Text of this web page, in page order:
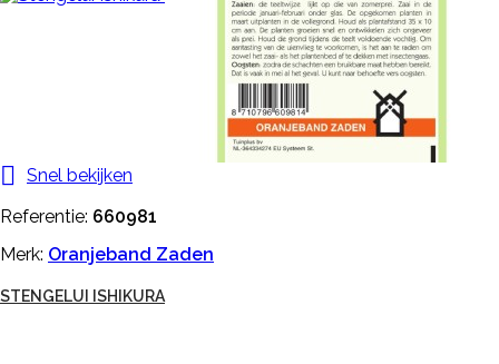

Snel bekijken
Referentie: 660981
Merk: Oranjeband Zaden
STENGELUI ISHIKURA